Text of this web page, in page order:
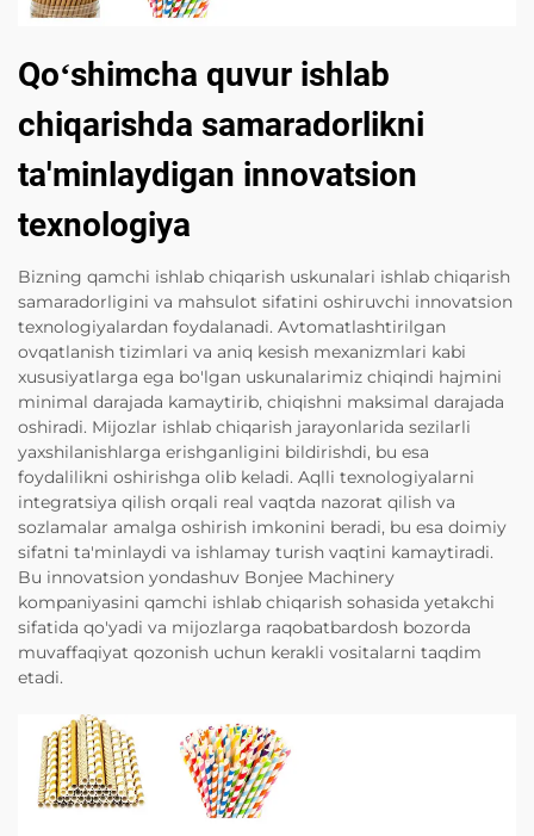
Qoʻshimcha quvur ishlab
chiqarishda samaradorlikni
ta'minlaydigan innovatsion
texnologiya
Bizning qamchi ishlab chiqarish uskunalari ishlab chiqarish
samaradorligini va mahsulot sifatini oshiruvchi innovatsion
texnologiyalardan foydalanadi. Avtomatlashtirilgan
ovqatlanish tizimlari va aniq kesish mexanizmlari kabi
xususiyatlarga ega bo'lgan uskunalarimiz chiqindi hajmini
minimal darajada kamaytirib, chiqishni maksimal darajada
oshiradi. Mijozlar ishlab chiqarish jarayonlarida sezilarli
yaxshilanishlarga erishganligini bildirishdi, bu esa
foydalilikni oshirishga olib keladi. Aqlli texnologiyalarni
integratsiya qilish orqali real vaqtda nazorat qilish va
sozlamalar amalga oshirish imkonini beradi, bu esa doimiy
sifatni ta'minlaydi va ishlamay turish vaqtini kamaytiradi.
Bu innovatsion yondashuv Bonjee Machinery
kompaniyasini qamchi ishlab chiqarish sohasida yetakchi
sifatida qo'yadi va mijozlarga raqobatbardosh bozorda
muvaffaqiyat qozonish uchun kerakli vositalarni taqdim
etadi.